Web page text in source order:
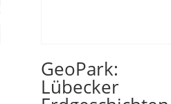
GeoPark:
Lübecker